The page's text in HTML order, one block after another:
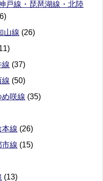
戸線・琵琶湖線・北陸
山線 (26)
線 (37)
線 (50)
め咲線 (35)
本線 (26)
市線 (15)
(13)